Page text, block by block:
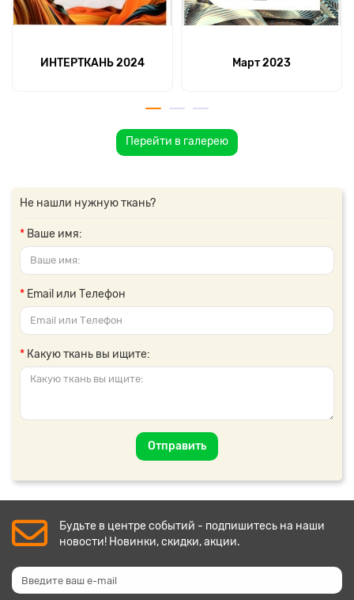
ИНТЕРТКАНЬ 2024 Март 2023
Перейти в галерею
Не нашли нужную ткань?
Ваше имя:
Email или Телефон
Какую ткань вы ищите:
Отправить
Будьте в центре событий - подпишитесь на наши
новости! Новинки, скидки, акции.